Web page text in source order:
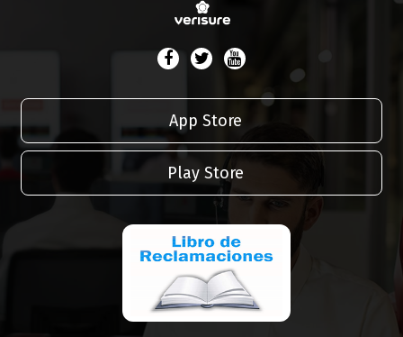
App Store
Play Store